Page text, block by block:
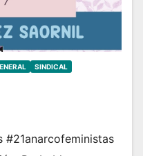
SINDICAL
#21anarcofeministas